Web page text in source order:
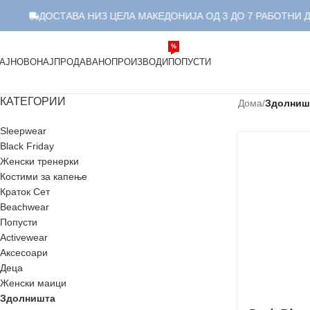
ДОСТАВА НИЗ ЦЕЛА МАКЕДОНИЈА ОД 3 ДО 7 РАБОТНИ
НАЈПРОДАВАНОПРОИЗВОДИ ПОПУСТИ
%
КАТЕГОРИИ
Sleepwear
Black Friday
Женски тренерки
Костими за капење
Краток Сет
Beachwear
Попусти
Аctivewear
Аксесоари
Деца
Женски маици
Здолништа
Дома/